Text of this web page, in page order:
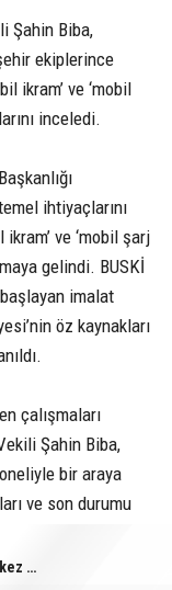
Şahin Biba,
ekiplerince
ikram’ ve ‘mobil
inceledi.
ihtiyaçlarını
ve ‘mobil şarj
gelindi. BUSKİ
imalat
öz kaynakları
çalışmaları
Şahin Biba,
bir araya
ve son durumu
sonrası
çözümler
Uluslararası Bursa Festivali’nde ilk kez çocuklara kapılarını açtı